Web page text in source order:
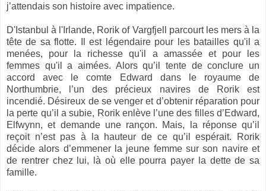
j’attendais son histoire avec impatience.
D'Istanbul à l'Irlande, Rorik of Vargfjell parcourt les mers à la
tête de sa flotte. Il est légendaire pour les batailles qu'il a
menées, pour la richesse qu'il a amassée et pour les
femmes qu'il a aimées. Alors qu’il tente de conclure un
accord avec le comte Edward dans le royaume de
Northumbrie, l’un des précieux navires de Rorik est
incendié. Désireux de se venger et d’obtenir réparation pour
la perte qu’il a subie, Rorik enlève l’une des filles d’Edward,
Elfwynn, et demande une rançon. Mais, la réponse qu’il
reçoit n’est pas à la hauteur de ce qu’il espérait. Rorik
décide alors d’emmener la jeune femme sur son navire et
de rentrer chez lui, là où elle pourra payer la dette de sa
famille.